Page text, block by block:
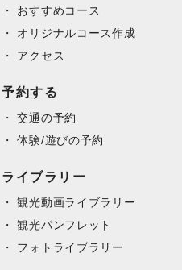
おすすめコース
オリジナルコース作成
アクセス
予約する
交通の予約
体験/遊びの予約
ライブラリー
観光動画ライブラリー
観光パンフレット
フォトライブラリー